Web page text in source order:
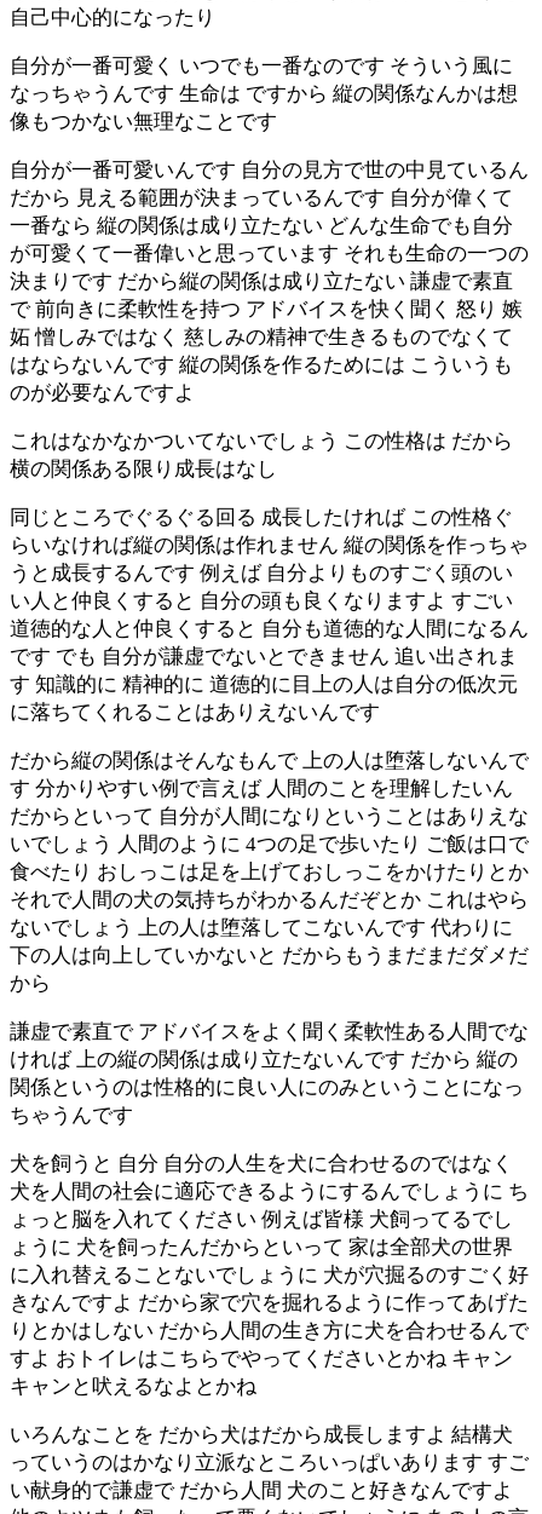
自己中心的になったり
自分が一番可愛く いつでも一番なのです そういう風に
なっちゃうんです 生命は ですから 縦の関係なんかは想
像もつかない無理なことです
自分が一番可愛いんです 自分の見方で世の中見ているん
だから 見える範囲が決まっているんです 自分が偉くて
一番なら 縦の関係は成り立たない どんな生命でも自分
が可愛くて一番偉いと思っています それも生命の一つの
決まりです だから縦の関係は成り立たない 謙虚で素直
で 前向きに柔軟性を持つ アドバイスを快く聞く 怒り 嫉
妬 憎しみではなく 慈しみの精神で生きるものでなくて
はならないんです 縦の関係を作るためには こういうも
のが必要なんですよ
これはなかなかついてないでしょう この性格は だから
横の関係ある限り成長はなし
同じところでぐるぐる回る 成長したければ この性格ぐ
らいなければ縦の関係は作れません 縦の関係を作っちゃ
うと成長するんです 例えば 自分よりものすごく頭のい
い人と仲良くすると 自分の頭も良くなりますよ すごい
道徳的な人と仲良くすると 自分も道徳的な人間になるん
です でも 自分が謙虚でないとできません 追い出されま
す 知識的に 精神的に 道徳的に目上の人は自分の低次元
に落ちてくれることはありえないんです
だから縦の関係はそんなもんで 上の人は堕落しないんで
す 分かりやすい例で言えば 人間のことを理解したいん
だからといって 自分が人間になりということはありえな
いでしょう 人間のように 4つの足で歩いたり ご飯は口で
食べたり おしっこは足を上げておしっこをかけたりとか
それで人間の犬の気持ちがわかるんだぞとか これはやら
ないでしょう 上の人は堕落してこないんです 代わりに
下の人は向上していかないと だからもうまだまだダメだ
から
謙虚で素直で アドバイスをよく聞く柔軟性ある人間でな
ければ 上の縦の関係は成り立たないんです だから 縦の
関係というのは性格的に良い人にのみということになっ
ちゃうんです
犬を飼うと 自分 自分の人生を犬に合わせるのではなく
犬を人間の社会に適応できるようにするんでしょうに ち
ょっと脳を入れてください 例えば皆様 犬飼ってるでし
ょうに 犬を飼ったんだからといって 家は全部犬の世界
に入れ替えることないでしょうに 犬が穴掘るのすごく好
きなんですよ だから家で穴を掘れるように作ってあげた
りとかはしない だから人間の生き方に犬を合わせるんで
すよ おトイレはこちらでやってくださいとかね キャン
キャンと吠えるなよとかね
いろんなことを だから犬はだから成長しますよ 結構犬
っていうのはかなり立派なところいっぱいあります すご
い献身的で謙虚で だから人間 犬のこと好きなんですよ